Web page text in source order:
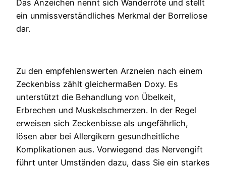
Das Anzeichen nennt sich Wanderröte und stellt
ein unmissverständliches Merkmal der Borreliose
dar.
Zu den empfehlenswerten Arzneien nach einem
Zeckenbiss zählt gleichermaßen Doxy. Es
unterstützt die Behandlung von Übelkeit,
Erbrechen und Muskelschmerzen. In der Regel
erweisen sich Zeckenbisse als ungefährlich,
lösen aber bei Allergikern gesundheitliche
Komplikationen aus. Vorwiegend das Nervengift
führt unter Umständen dazu, dass Sie ein starkes